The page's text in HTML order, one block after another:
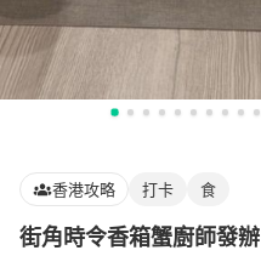
香港攻略 打卡 食
街角時令香箱蟹廚師發辦